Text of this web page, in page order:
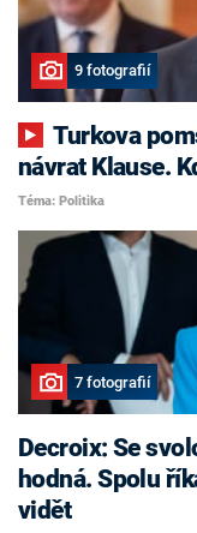
9 fotografií
Turkova pomsta, nekonfliktní Havlíček i
návrat Klause.
Téma: Politika
7 fotografií
Decroix: Se
hodná. Spolu
vidět